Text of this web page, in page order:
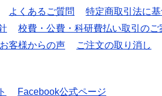
よくあるご質問
特定商取引法に
校費・公費・科研費払い取引のご
お客様からの声 ご注文の取り消し
Facebook公式ページ